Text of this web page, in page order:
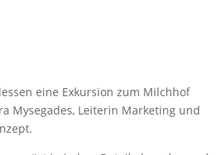
eine Exkursion zum Milchhof
Mysegades, Leiterin Marketing und